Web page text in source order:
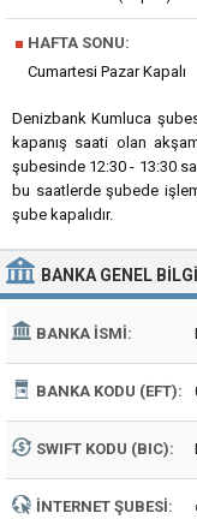
■ HAFTA SONU:
Cumartesi Pazar Kapalı
Denizbank Kumluca
kapanış saati olan
şubesinde 12:30 - 13:30
bu saatlerde şubede
şube kapalıdır.
BANKA GENEL
BANKA İSMI:
BANKA KODU (EFT):
SWIFT KODU (BIC):
İNTERNET ŞUBESI: